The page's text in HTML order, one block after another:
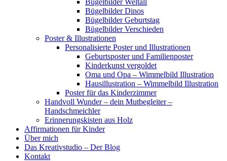
Bügelbilder Weltall
Bügelbilder Dinos
Bügelbilder Geburtstag
Bügelbilder Verschieden
Poster & Illustrationen
Personalisierte Poster und Illustrationen
Geburtsposter und Familienposter
Kinderkunst vergoldet
Oma und Opa – Wimmelbild Illustration
Hausillustration – Wimmelbild Illustration
Poster für das Kinderzimmer
Handvoll Wunder – dein Mutbegleiter –
Handschmeichler
Erinnerungskisten aus Holz
Affirmationen für Kinder
Über mich
Das Kreativstudio – Der Blog
Kontakt